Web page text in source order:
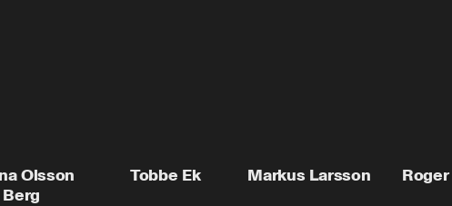
Olsson
Berg
Tobbe Ek Markus Larsson